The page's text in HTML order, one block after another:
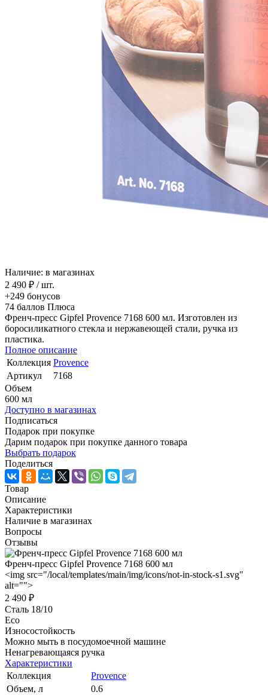
Наличие: в магазинах
2 490 ₽ / шт.
+249 бонусов
74 баллов Плюса
Френч-пресс Gipfel Provence 7168 600 мл. Изготовлен из
боросиликатного стекла и нержавеющей стали, ручка из
пластика.
Полное описание
Коллекция Provence
Артикул
7168
Объем
600 мл
Доступно в магазинах
Подписаться
Подарок при покупке
Дарим подарок при покупке данного товара
Выбрать подарок
Поделиться
Товар
Описание
Характеристики
Наличие в магазинах
Вопросы
Отзывы
Френч-пресс Gipfel Provence 7168 600 мл
<img src="/local/templates/main/img/icons/not-in-stock-s1.svg"
alt="">
2 490 ₽
Сталь 18/10
Eco
Износостойкость
Можно мыть в посудомоечной машине
Ненагревающаяся ручка
Характеристики
Коллекция
Provence
Объем, л
0.6